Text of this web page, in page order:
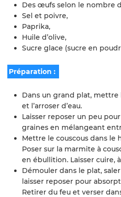
Des œufs selon le nombre
Sel et poivre,
Paprika,
Huile d’olive,
Sucre glace (sucre en
Préparation :
Dans un grand plat, mettre
et l’arroser d’eau.
Laisser reposer un peu
graines en mélangeant
Mettre le couscous dans le
Poser sur la marmite à
en ébullition. Laisser cuire,
Démouler dans le plat,
laisser reposer pour
Retirer du feu et verser